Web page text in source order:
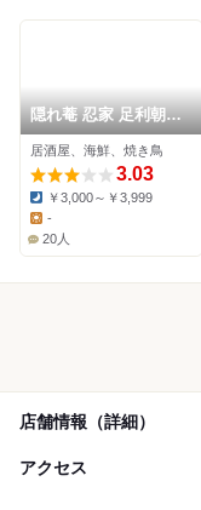
隠れ菴 忍家 足利朝倉
店
居酒屋、海鮮、焼き鳥
3.03
Dinner:
￥3,000～￥3,999
Lunch:
-
20人
店舗情報（詳細）
アクセス